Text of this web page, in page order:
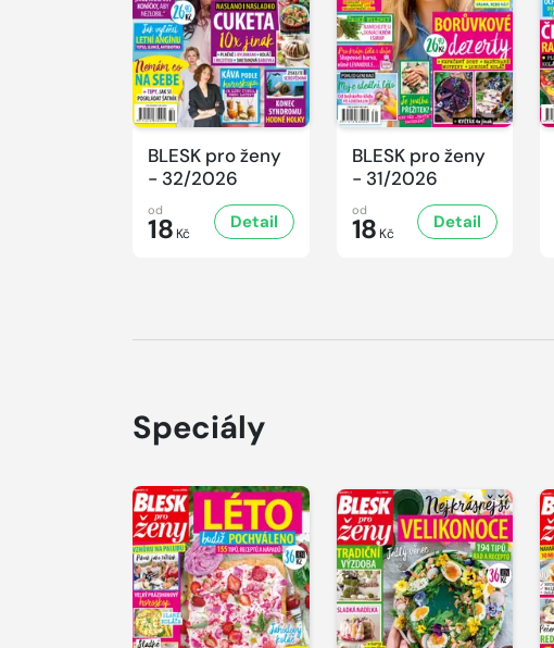
BLESK pro ženy
- 32/2026
od
18 Kč
Detail
BLESK pro ženy
- 31/2026
od
18 Kč
Detail
Speciály